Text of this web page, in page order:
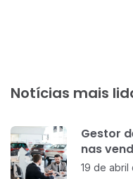
Notícias mais
Gestor
nas
19 de abril